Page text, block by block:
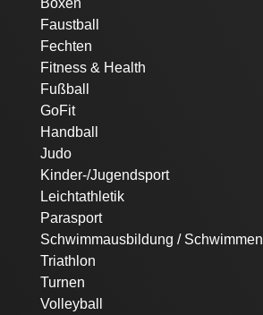
Boxen
Faustball
Fechten
Fitness & Health
Fußball
GoFit
Handball
Judo
Kinder-/Jugendsport
Leichtathletik
Parasport
Schwimmausbildung / Schwimmen
Triathlon
Turnen
Volleyball